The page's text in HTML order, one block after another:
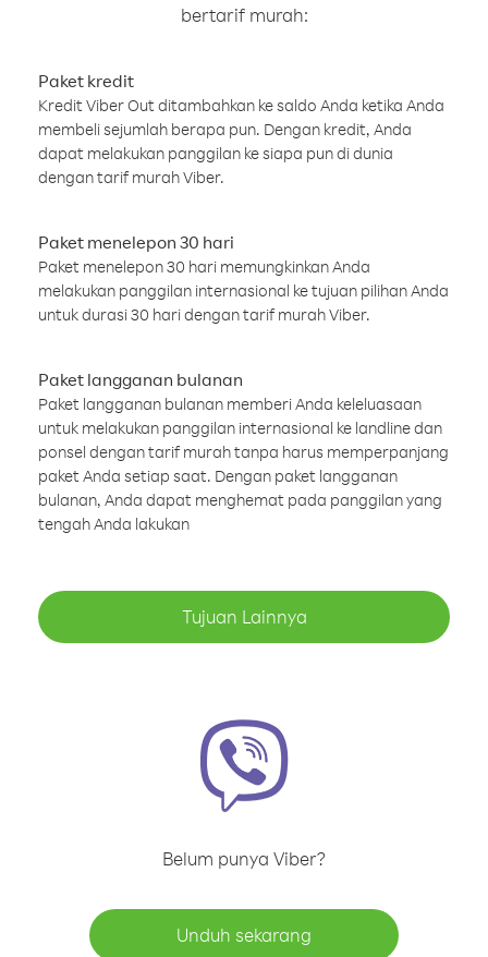
bertarif murah:
Paket kredit
Kredit Viber Out ditambahkan ke saldo Anda ketika Anda
membeli sejumlah berapa pun. Dengan kredit, Anda
dapat melakukan panggilan ke siapa pun di dunia
dengan tarif murah Viber.
Paket menelepon 30 hari
Paket menelepon 30 hari memungkinkan Anda
melakukan panggilan internasional ke tujuan pilihan Anda
untuk durasi 30 hari dengan tarif murah Viber.
Paket langganan bulanan
Paket langganan bulanan memberi Anda keleluasaan
untuk melakukan panggilan internasional ke landline dan
ponsel dengan tarif murah tanpa harus memperpanjang
paket Anda setiap saat. Dengan paket langganan
bulanan, Anda dapat menghemat pada panggilan yang
tengah Anda lakukan
Tujuan Lainnya
Belum punya Viber?
Unduh sekarang